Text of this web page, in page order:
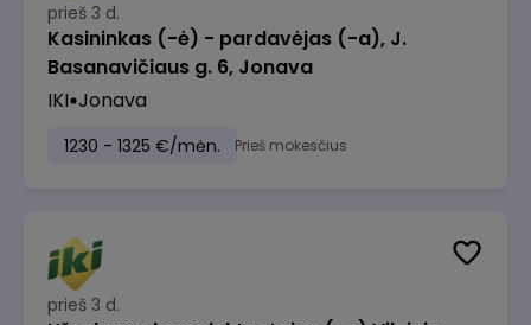
prieš 3 d.
Kasininkas (-ė) - pardavėjas (-a), J.
Basanavičiaus g. 6, Jonava
IKI Jonava
1230 - 1325 €/mėn. Prieš mokesčius
prieš 3 d.